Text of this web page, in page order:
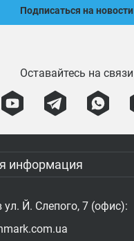
Подписаться на новости
Оставайтесь на связи
информация
ул. Й. Слепого, 7 (офис):